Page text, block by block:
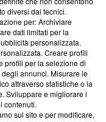
Frasca, 3 - 6900
diversi dai tecnici.
per: Archiviare
dati limitati per la
personalizzata.
Creare profili
profili per la selezione di
annunci. Misurare le
attraverso statistiche o la
Sviluppare e migliorare i
contenuti.
sul sito e per modificare,